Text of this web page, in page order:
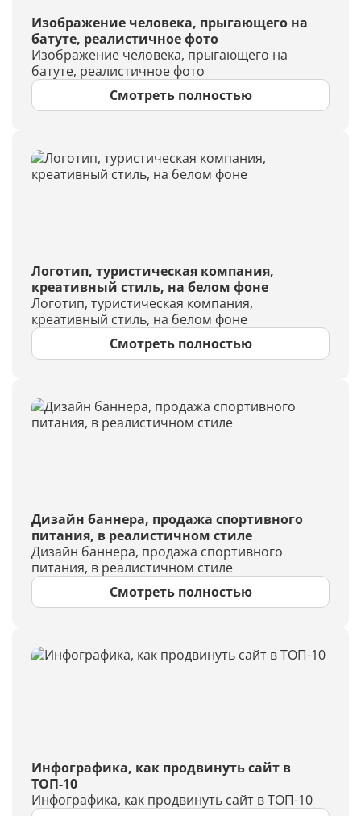
Изображение человека, прыгающего на
батуте, реалистичное фото
Изображение человека, прыгающего на
батуте, реалистичное фото
Смотреть полностью
Логотип, туристическая компания,
креативный стиль, на белом фоне
Логотип, туристическая компания,
креативный стиль, на белом фоне
Смотреть полностью
Дизайн баннера, продажа спортивного
питания, в реалистичном стиле
Дизайн баннера, продажа спортивного
питания, в реалистичном стиле
Смотреть полностью
Инфографика, как продвинуть сайт в
ТОП-10
Инфографика, как продвинуть сайт в ТОП-10